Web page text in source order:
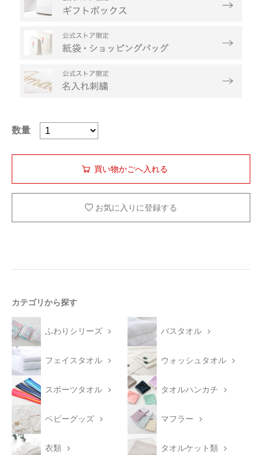
数量
お気に入りに登録する
カテゴリから探す
ふわりシリーズ バスタオル
フェイスタオル ウォッシュタオル
スポーツタオル タオルハンカチ
ベビーグッズ マフラー
衣類 タオルケット類